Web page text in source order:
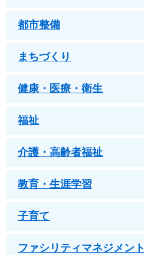
都市整備
まちづくり
健康・医療・衛生
福祉
介護・高齢者福祉
教育・生涯学習
子育て
ファシリティマネジメント